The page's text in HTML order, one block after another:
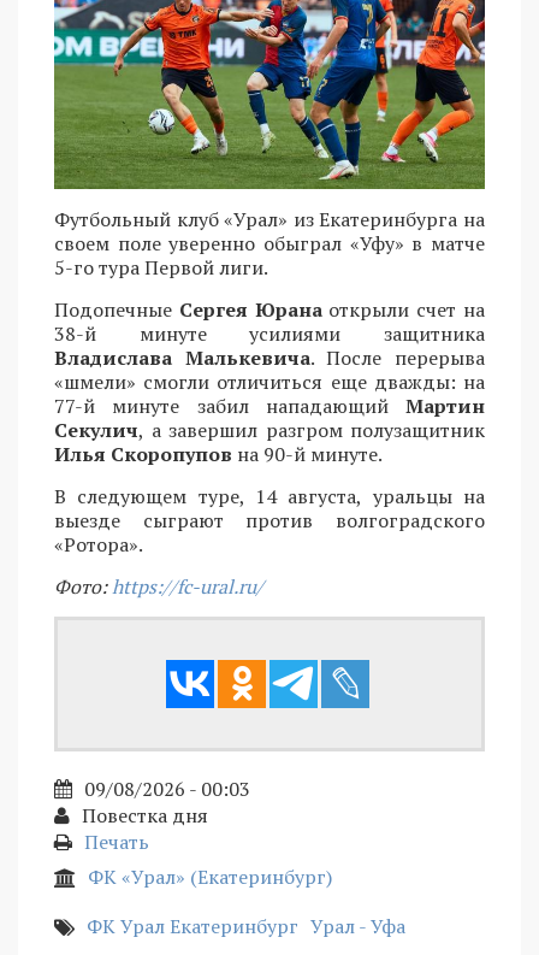
Футбольный клуб «Урал» из Екатеринбурга на
своем поле уверенно обыграл «Уфу» в матче
5-го тура Первой лиги.
Подопечные Сергея Юрана открыли счет на
38-й минуте усилиями защитника
Владислава Малькевича. После перерыва
«шмели» смогли отличиться еще дважды: на
77-й минуте забил нападающий Мартин
Секулич, а завершил разгром полузащитник
Илья Скоропупов на 90-й минуте.
В следующем туре, 14 августа, уральцы на
выезде сыграют против волгоградского
«Ротора».
Фото:https://fc-ural.ru/
09/08/2026 - 00:03
Повестка дня
Печать
ФК «Урал» (Екатеринбург)
ФК Урал Екатеринбург Урал - Уфа